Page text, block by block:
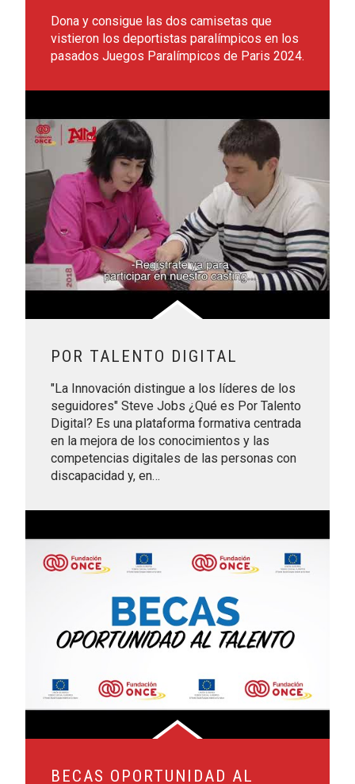
Dona y consigue las dos camisetas que
vistieron los deportistas paralímpicos en los
pasados Juegos Paralímpicos de Paris 2024.
POR TALENTO DIGITAL
"La Innovación distingue a los líderes de los
seguidores" Steve Jobs ¿Qué es Por Talento
Digital? Es una plataforma formativa centrada
en la mejora de los conocimientos y las
competencias digitales de las personas con
discapacidad y, en…
BECAS OPORTUNIDAD AL